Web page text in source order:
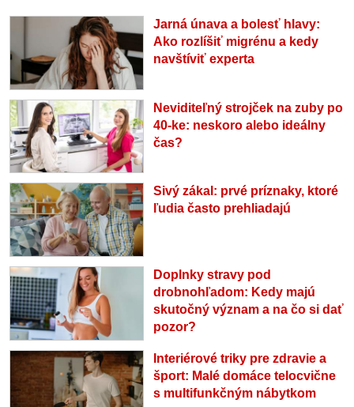
Jarná únava a bolesť hlavy:
Ako rozlíšiť migrénu a kedy
navštíviť experta
Neviditeľný strojček na zuby po
40-ke: neskoro alebo ideálny
čas?
Sivý zákal: prvé príznaky, ktoré
ľudia často prehliadajú
Doplnky stravy pod
drobnohľadom: Kedy majú
skutočný význam a na čo si dať
pozor?
Interiérové triky pre zdravie a
šport: Malé domáce telocvične
s multifunkčným nábytkom